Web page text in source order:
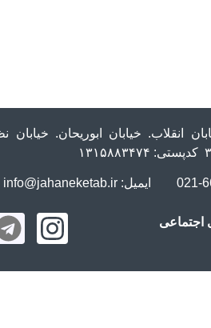
انقلاب. خیابان ابوریحان.
اجتماعی